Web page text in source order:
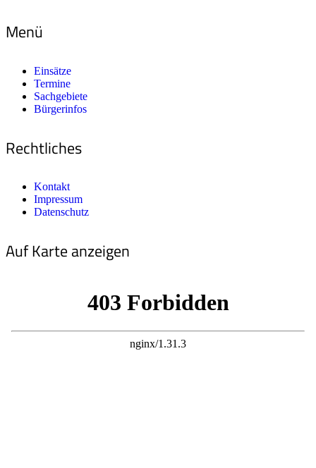
Menü
Einsätze
Termine
Sachgebiete
Bürgerinfos
Rechtliches
Kontakt
Impressum
Datenschutz
Auf Karte anzeigen